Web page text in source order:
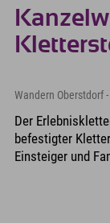
Wandern Oberstdorf
Der
befestigter
Einsteiger und